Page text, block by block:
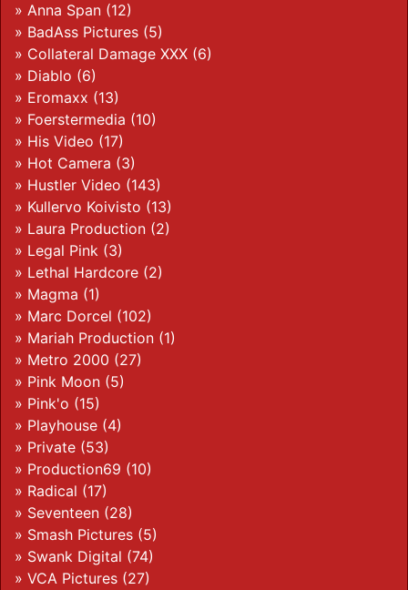
» Anna Span (12)
» BadAss Pictures (5)
» Collateral Damage XXX (6)
» Diablo (6)
» Eromaxx (13)
» Foerstermedia (10)
» His Video (17)
» Hot Camera (3)
» Hustler Video (143)
» Kullervo Koivisto (13)
» Laura Production (2)
» Legal Pink (3)
» Lethal Hardcore (2)
» Magma (1)
» Marc Dorcel (102)
» Mariah Production (1)
» Metro 2000 (27)
» Pink Moon (5)
» Pink'o (15)
» Playhouse (4)
» Private (53)
» Production69 (10)
» Radical (17)
» Seventeen (28)
» Smash Pictures (5)
» Swank Digital (74)
» VCA Pictures (27)